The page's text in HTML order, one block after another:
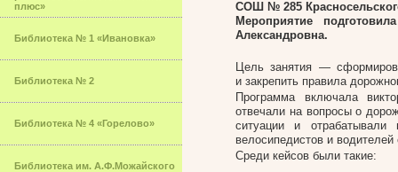
плюс»
Библиотека № 1 «Ивановка»
Библиотека № 2
Библиотека № 4 «Горелово»
Библиотека им. А.Ф.Можайского
СОШ № 285
Мероприятие
Александровна.
Цель занятия —
и закрепить правила
Программа включала
отвечали на вопросы о
ситуации и отрабатывали
велосипедистов и водителей
Среди кейсов были такие: